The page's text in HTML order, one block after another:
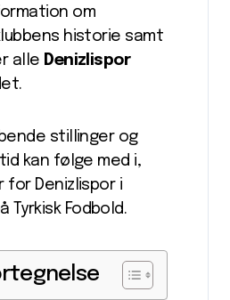
om
historie samt
alle Denizlispor
stillinger og
kan følge med i,
for Denizlispor i
Fodbold.